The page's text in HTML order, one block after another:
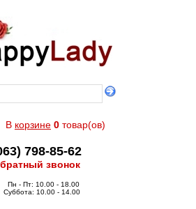
В корзине 0 товар(ов)
798-85-62
звонок
Пн - Пт: 10.00 - 18.00
Суббота: 10.00 - 14.00